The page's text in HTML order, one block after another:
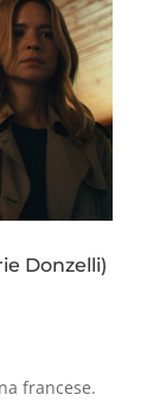
Donzelli)
francese.